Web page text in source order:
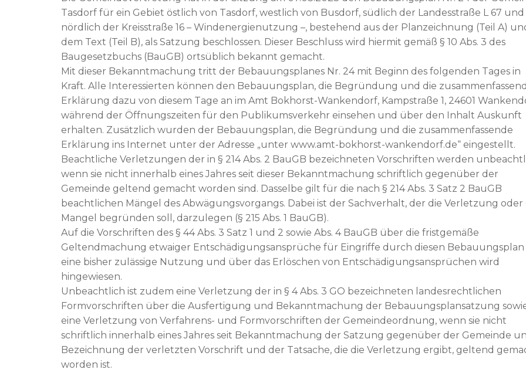
Tasdorf für ein Gebiet östlich von Tasdorf, westlich von Busdorf, südlich der Landesstraße L 67 und
nördlich der Kreisstraße 16 – Windenergienutzung –, bestehend aus der Planzeichnung (Teil A)
dem Text (Teil B), als Satzung beschlossen. Dieser Beschluss wird hiermit gemäß § 10 Abs. 3 des
Baugesetzbuchs (BauGB) ortsüblich bekannt gemacht.
Mit dieser Bekanntmachung tritt der Bebauungsplanes Nr. 24 mit Beginn des folgenden Tages in
Kraft. Alle Interessierten können den Bebauungsplan, die Begründung und die
Erklärung dazu von diesem Tage an im Amt Bokhorst-Wankendorf, Kampstraße 1, 24601
während der Öffnungszeiten für den Publikumsverkehr einsehen und über den Inhalt Auskunft
erhalten. Zusätzlich wurden der Bebauungsplan, die Begründung und die zusammenfassende
Erklärung ins Internet unter der Adresse „unter www.amt-bokhorst-wankendorf.de“ eingestellt.
Beachtliche Verletzungen der in § 214 Abs. 2 BauGB bezeichneten Vorschriften werden
wenn sie nicht innerhalb eines Jahres seit dieser Bekanntmachung schriftlich gegenüber der
Gemeinde geltend gemacht worden sind. Dasselbe gilt für die nach § 214 Abs. 3 Satz 2 BauGB
beachtlichen Mängel des Abwägungsvorgangs. Dabei ist der Sachverhalt, der die Verletzung oder
Mangel begründen soll, darzulegen (§ 215 Abs. 1 BauGB).
Auf die Vorschriften des § 44 Abs. 3 Satz 1 und 2 sowie Abs. 4 BauGB über die fristgemäße
Geltendmachung etwaiger Entschädigungsansprüche für Eingriffe durch diesen Bebauungsplan
eine bisher zulässige Nutzung und über das Erlöschen von Entschädigungsansprüchen wird
hingewiesen.
Unbeachtlich ist zudem eine Verletzung der in § 4 Abs. 3 GO bezeichneten landesrechtlichen
Formvorschriften über die Ausfertigung und Bekanntmachung der Bebauungsplansatzung
eine Verletzung von Verfahrens- und Formvorschriften der Gemeindeordnung, wenn sie nicht
schriftlich innerhalb eines Jahres seit Bekanntmachung der Satzung gegenüber der Gemeinde
Bezeichnung der verletzten Vorschrift und der Tatsache, die die Verletzung ergibt, geltend
worden ist.